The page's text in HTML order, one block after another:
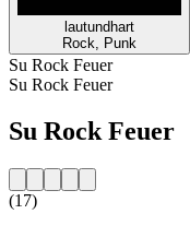
lautundhart
Rock, Punk
Su Rock Feuer
Su Rock Feuer
Su Rock Feuer
(17)